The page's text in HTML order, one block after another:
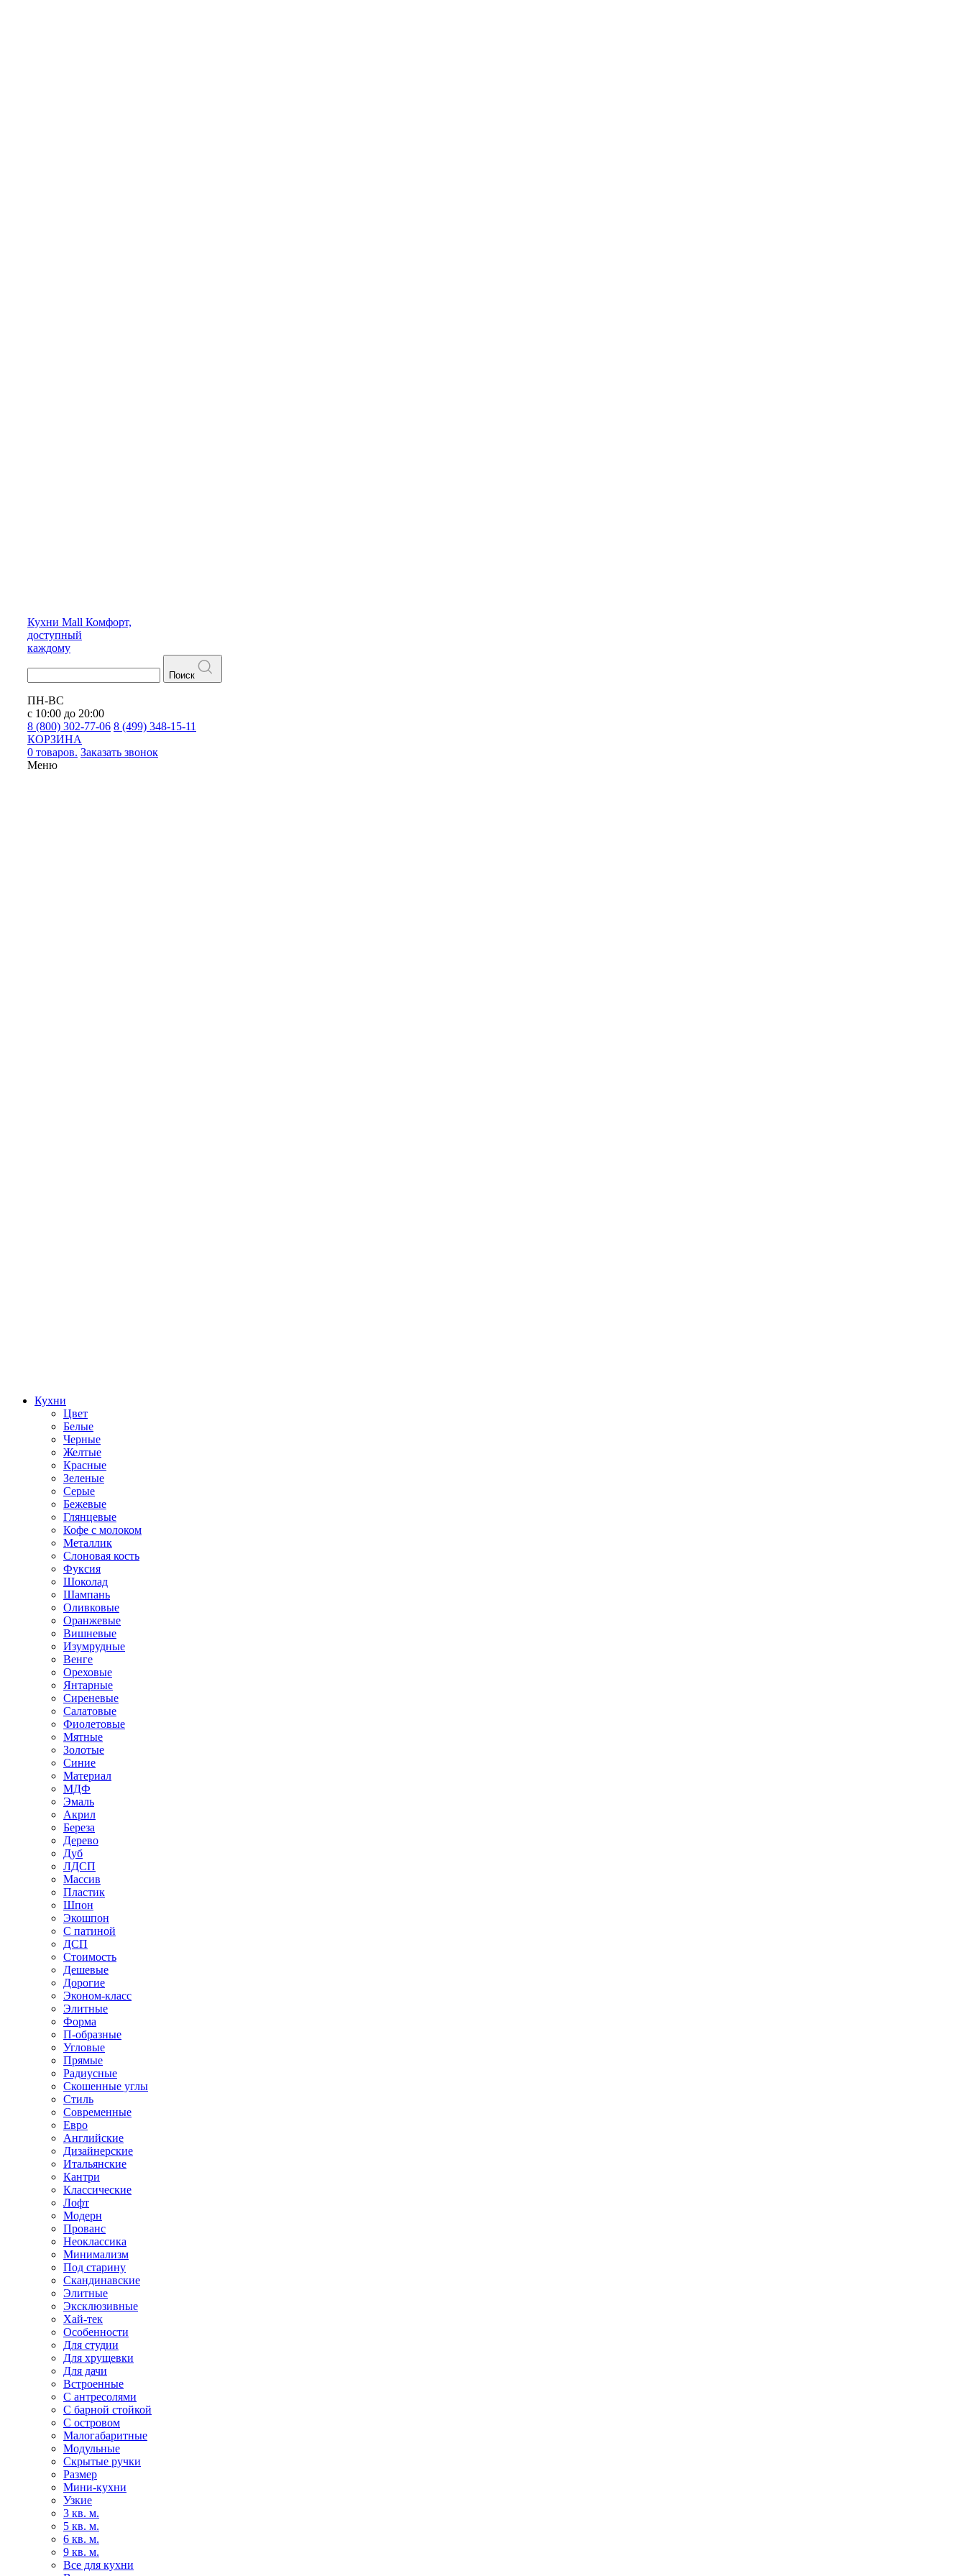
Кухни Mall Комфорт,
доступный
каждому
Поиск
ПН-ВС
с 10:00 до 20:00
8 (800) 302-77-06 8 (499) 348-15-11
КОРЗИНА
0 товаров. Заказать звонок
Меню
Кухни
Цвет
Белые
Черные
Желтые
Красные
Зеленые
Серые
Бежевые
Глянцевые
Кофе с молоком
Металлик
Слоновая кость
Фуксия
Шоколад
Шампань
Оливковые
Оранжевые
Вишневые
Изумрудные
Венге
Ореховые
Янтарные
Сиреневые
Салатовые
Фиолетовые
Мятные
Золотые
Синие
Материал
МДФ
Эмаль
Акрил
Береза
Дерево
Дуб
ЛДСП
Массив
Пластик
Шпон
Экошпон
С патиной
ДСП
Стоимость
Дешевые
Дорогие
Эконом-класс
Элитные
Форма
П-образные
Угловые
Прямые
Радиусные
Скошенные углы
Стиль
Современные
Евро
Английские
Дизайнерские
Итальянские
Кантри
Классические
Лофт
Модерн
Прованс
Неоклассика
Минимализм
Под старину
Скандинавские
Элитные
Эксклюзивные
Хай-тек
Особенности
Для студии
Для хрущевки
Для дачи
Встроенные
С антресолями
С барной стойкой
С островом
Малогабаритные
Модульные
Скрытые ручки
Размер
Мини-кухни
Узкие
3 кв. м.
5 кв. м.
6 кв. м.
9 кв. м.
Все для кухни